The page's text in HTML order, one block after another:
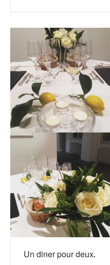
Un diner pour deux.